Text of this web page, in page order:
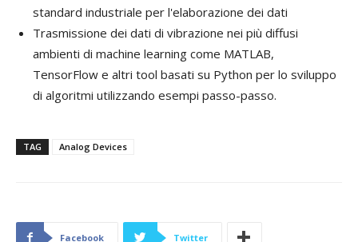
standard industriale per l'elaborazione dei dati
Trasmissione dei dati di vibrazione nei più diffusi
ambienti di machine learning come MATLAB,
TensorFlow e altri tool basati su Python per lo sviluppo
di algoritmi utilizzando esempi passo-passo.
TAG Analog Devices
Facebook Twitter